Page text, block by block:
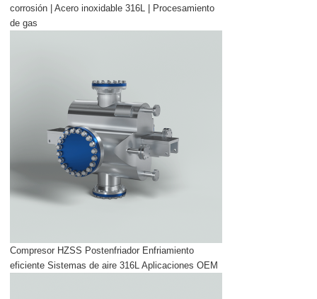
corrosión | Acero inoxidable 316L | Procesamiento
de gas
Compresor HZSS Postenfriador Enfriamiento
eficiente Sistemas de aire 316L Aplicaciones OEM